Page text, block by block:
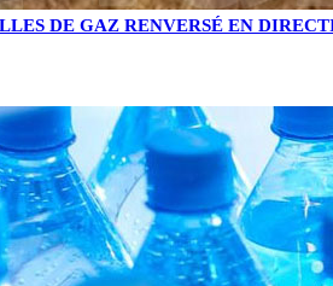
DE GAZ RENVERSÉ EN